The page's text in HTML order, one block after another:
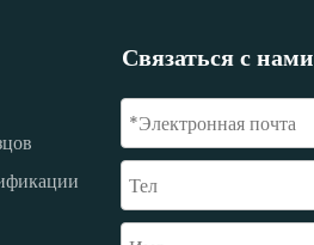
Связаться с нами